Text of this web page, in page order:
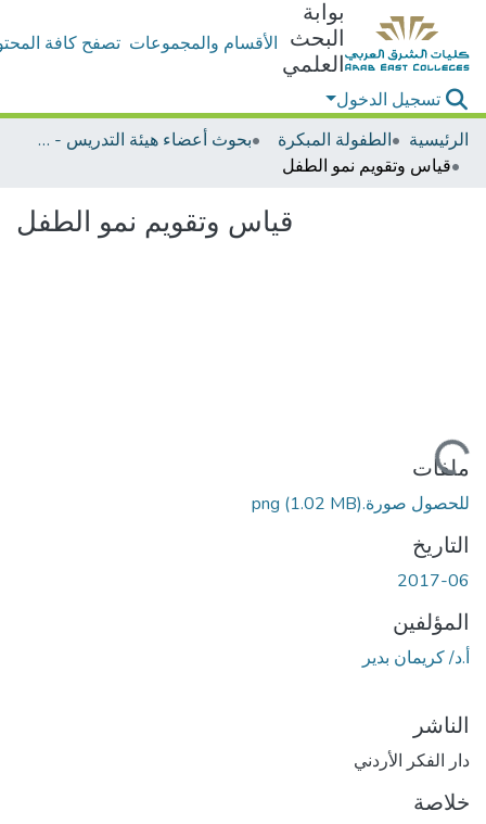
بوابة
البحث
العلمي
الأقسام والمجموعات تصفح كافة
تسجيل الدخول
الرئيسية
الطفولة المبكرة
بحوث أعضاء هيئة التدريس - الطفولة المبكرة
قياس وتقويم نمو الطفل
قياس وتقويم نمو الطفل
جاري التحميل...
ملفات
للحصول صورة.png(1.02 MB)
التاريخ
2017-06
المؤلفين
أ.د/ كريمان بدير
الناشر
دار الفكر الأردني
خلاصة